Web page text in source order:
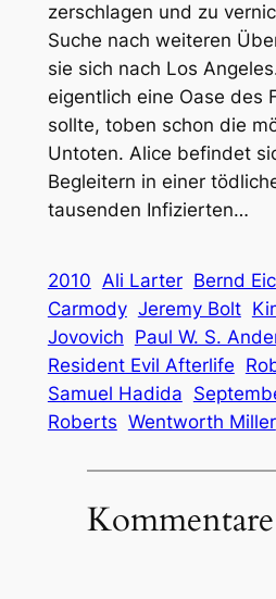
zerschlagen und zu
Suche nach weiteren
sie sich nach Los
eigentlich eine Oase des
sollte, toben schon die
Untoten. Alice befindet
Begleitern in einer
tausenden Infizierten…
2010 Ali Larter Bernd
Carmody Jeremy Bolt
Jovovich Paul W. S.
Resident Evil Afterlife
Samuel Hadida
Roberts Wentworth Miller
Kommentare